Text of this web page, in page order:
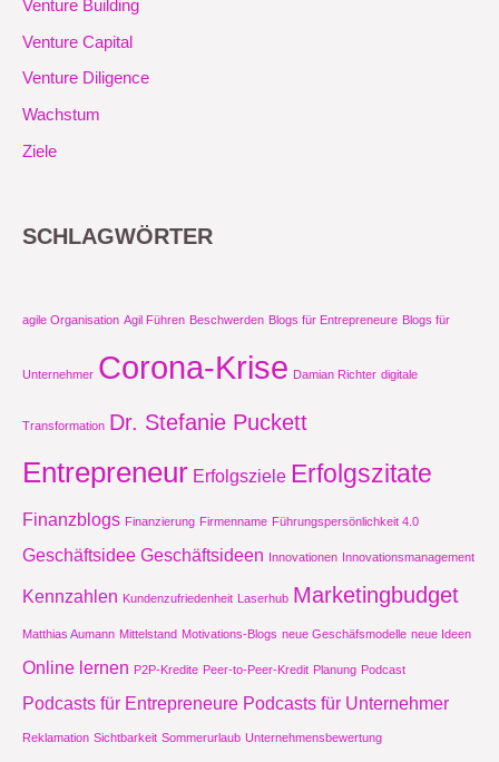
Venture Building
Venture Capital
Venture Diligence
Wachstum
Ziele
SCHLAGWÖRTER
agile Organisation Agil Führen Beschwerden Blogs für Entrepreneure Blogs für
Unternehmer Corona-Krise Damian Richter digitale
Transformation Dr. Stefanie Puckett
Entrepreneur Erfolgsziele Erfolgszitate
Finanzblogs Finanzierung Firmenname Führungspersönlichkeit 4.0
Geschäftsidee Geschäftsideen Innovationen Innovationsmanagement
Kennzahlen Kundenzufriedenheit Laserhub Marketingbudget
Matthias Aumann Mittelstand Motivations-Blogs neue Geschäfsmodelle neue Ideen
Online lernen P2P-Kredite Peer-to-Peer-Kredit Planung Podcast
Podcasts für Entrepreneure Podcasts für Unternehmer
Reklamation Sichtbarkeit Sommerurlaub Unternehmensbewertung